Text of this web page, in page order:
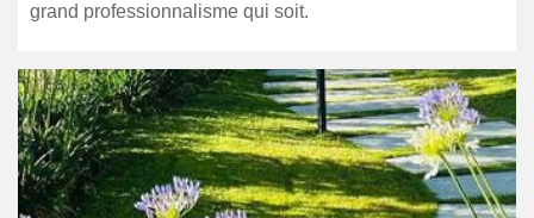
grand professionnalisme qui soit.